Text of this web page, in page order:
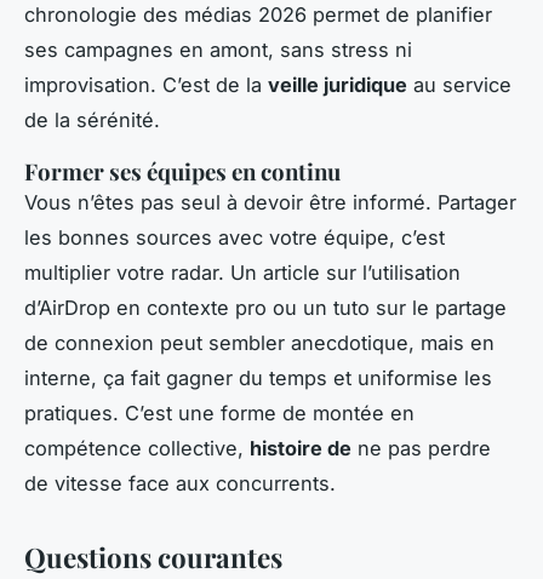
chronologie des médias 2026 permet de planifier
ses campagnes en amont, sans stress ni
improvisation. C’est de la veille juridique au service
de la sérénité.
Former ses équipes en continu
Vous n’êtes pas seul à devoir être informé. Partager
les bonnes sources avec votre équipe, c’est
multiplier votre radar. Un article sur l’utilisation
d’AirDrop en contexte pro ou un tuto sur le partage
de connexion peut sembler anecdotique, mais en
interne, ça fait gagner du temps et uniformise les
pratiques. C’est une forme de montée en
compétence collective, histoire de ne pas perdre
de vitesse face aux concurrents.
Questions courantes